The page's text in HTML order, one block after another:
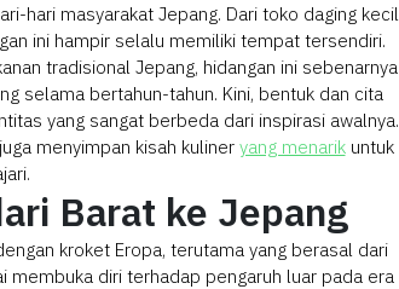
hari masyarakat Jepang. Dari toko daging kecil
ini hampir selalu memiliki tempat tersendiri.
tradisional Jepang, hidangan ini sebenarnya
selama bertahun-tahun. Kini, bentuk dan cita
yang sangat berbeda dari inspirasi awalnya.
menyimpan kisah kuliner yang menarikuntuk
Barat ke Jepang
kroket Eropa, terutama yang berasal dari
membuka diri terhadap pengaruh luar pada era